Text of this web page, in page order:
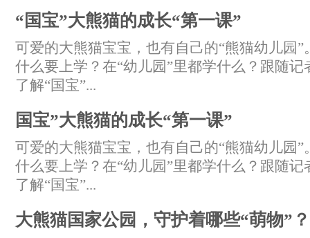
“国宝”大熊猫的成长“第一课”
可爱的大熊猫宝宝，也有自己的“熊猫幼儿园”
什么要上学？在“幼儿园”里都学什么？跟随记
了解“国宝”...
国宝”大熊猫的成长“第一课”
可爱的大熊猫宝宝，也有自己的“熊猫幼儿园”
什么要上学？在“幼儿园”里都学什么？跟随记
了解“国宝”...
大熊猫国家公园，守护着哪些“萌物”？